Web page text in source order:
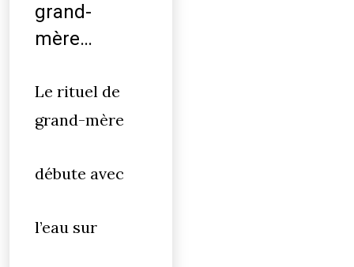
grand-
mère…
Le rituel de
grand-mère
débute avec
l’eau sur